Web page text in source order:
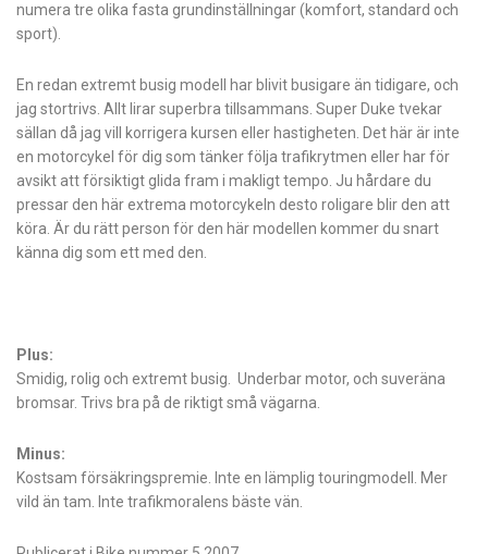
numera tre olika fasta grundinställningar (komfort, standard och
sport).
En redan extremt busig modell har blivit busigare än tidigare, och
jag stortrivs. Allt lirar superbra tillsammans. Super Duke tvekar
sällan då jag vill korrigera kursen eller hastigheten. Det här är inte
en motorcykel för dig som tänker följa trafikrytmen eller har för
avsikt att försiktigt glida fram i makligt tempo. Ju hårdare du
pressar den här extrema motorcykeln desto roligare blir den att
köra. Är du rätt person för den här modellen kommer du snart
känna dig som ett med den.
Plus:
Smidig, rolig och extremt busig. Underbar motor, och suveräna
bromsar. Trivs bra på de riktigt små vägarna.
Minus:
Kostsam försäkringspremie. Inte en lämplig touringmodell. Mer
vild än tam. Inte trafikmoralens bäste vän.